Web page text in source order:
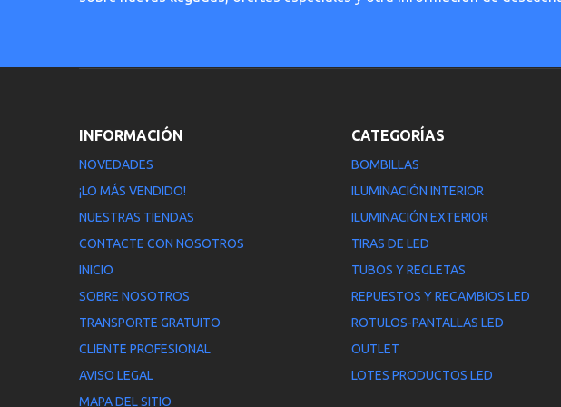
INFORMACIÓN
NOVEDADES
¡LO MÁS VENDIDO!
NUESTRAS TIENDAS
CONTACTE CON NOSOTROS
INICIO
SOBRE NOSOTROS
TRANSPORTE GRATUITO
CLIENTE PROFESIONAL
AVISO LEGAL
MAPA DEL SITIO
CATEGORÍAS
BOMBILLAS
ILUMINACIÓN INTERIOR
ILUMINACIÓN EXTERIOR
TIRAS DE LED
TUBOS Y REGLETAS
REPUESTOS Y RECAMBIOS LED
ROTULOS-PANTALLAS LED
OUTLET
LOTES PRODUCTOS LED